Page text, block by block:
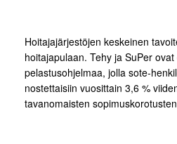
Hoitajajärjestöjen keskeinen
hoitajapulaan. Tehy ja SuPer
pelastusohjelmaa, jolla sote-
nostettaisiin vuosittain 3,6 %
tavanomaisten